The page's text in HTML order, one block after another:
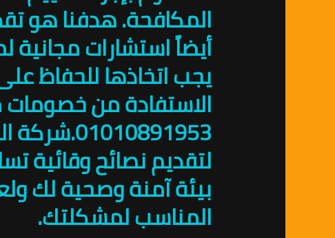
المكافحة. هدفنا هو
أيضاً استشارات
يجب اتخاذها للحفاظ
الاستفادة من خصومات
لتقديم نصائح وقائية
بيئة آمنة وصحية لك
المناسب لمشكلتك.